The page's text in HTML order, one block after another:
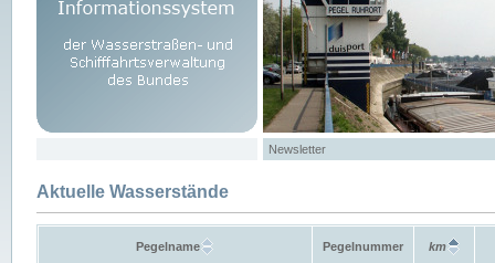
Newsletter
Aktuelle Wasserstände
Pegelname Pegelnummer km